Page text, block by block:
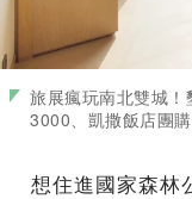
旅展瘋玩南北雙城
3000、凱撒飯店團
想住進國家森林